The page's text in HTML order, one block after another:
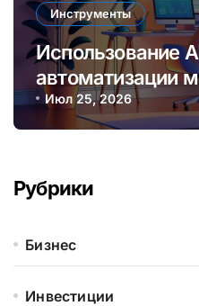
Инструменты
Использование
автоматизации
контента и
Июл 25, 2026
Рубрики
Бизнес
Инвестиции